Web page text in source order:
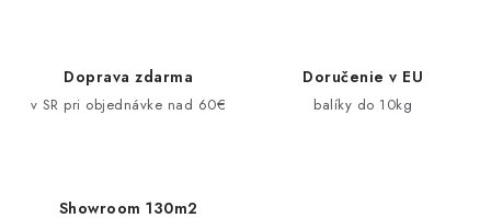
Doprava zdarma
v SR pri objednávke nad 60€
Doručenie v EU
balíky do 10kg
Showroom 130m2